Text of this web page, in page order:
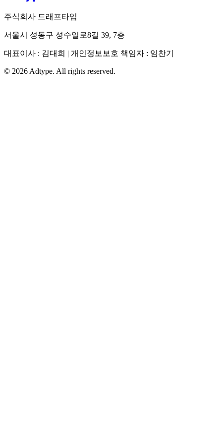
주식회사 드래프타입
서울시 성동구 성수일로8길 39, 7층
대표이사 : 김대희 | 개인정보보호 책임자 : 임찬기
© 2026 Adtype. All rights reserved.